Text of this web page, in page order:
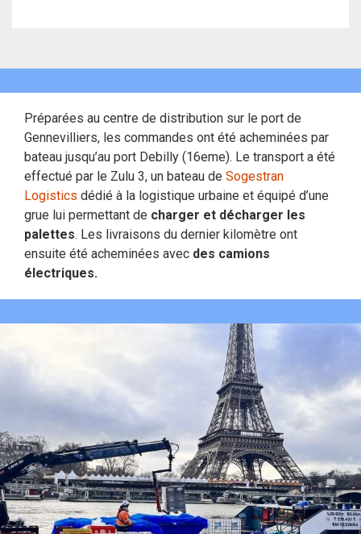
Préparées au centre de distribution sur le port de
Gennevilliers, les commandes ont été acheminées par
bateau jusqu’au port Debilly (16eme). Le transport a été
effectué par le Zulu 3, un bateau de Sogestran
Logistics dédié à la logistique urbaine et équipé d’une
grue lui permettant de charger et décharger les
palettes. Les livraisons du dernier kilomètre ont
ensuite été acheminées avec des camions
électriques.